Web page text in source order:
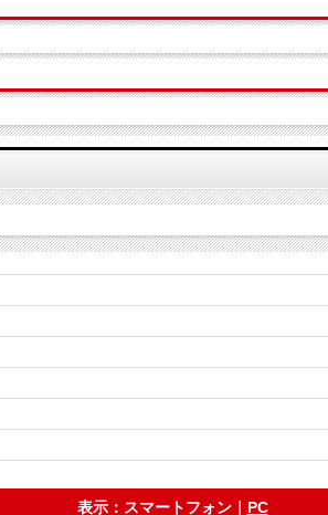
表示：スマートフォン｜ PC